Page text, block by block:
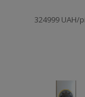
324999 UAH/